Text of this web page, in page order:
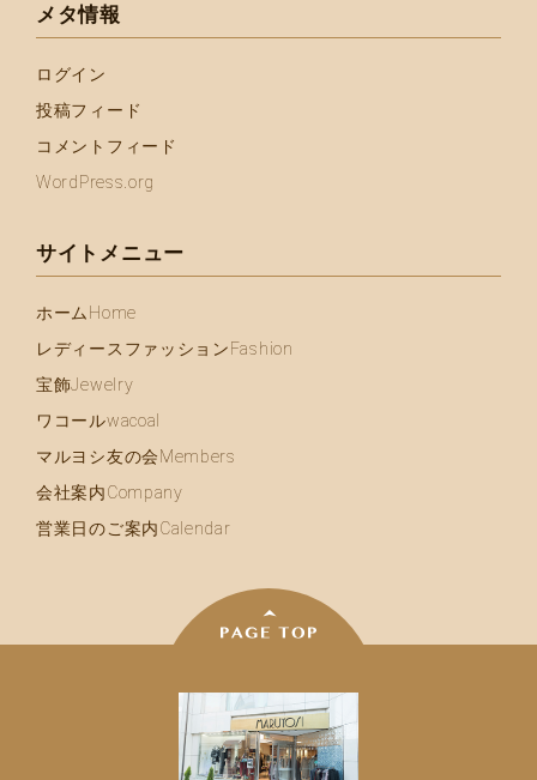
メタ情報
ログイン
投稿フィード
コメントフィード
WordPress.org
サイトメニュー
ホーム Home
レディースファッションFashion
宝飾Jewelry
ワコールwacoal
マルヨシ友の会Members
会社案内Company
営業日のご案内Calendar